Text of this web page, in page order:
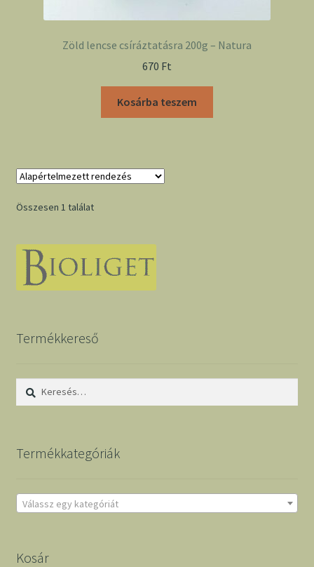
Zöld lencse csíráztatásra 200g – Natura
670 Ft
Kosárba teszem
Összesen 1 találat
Termékkereső
Keresés:
Termékkategóriák
Válassz egy kategóriát
Kosár